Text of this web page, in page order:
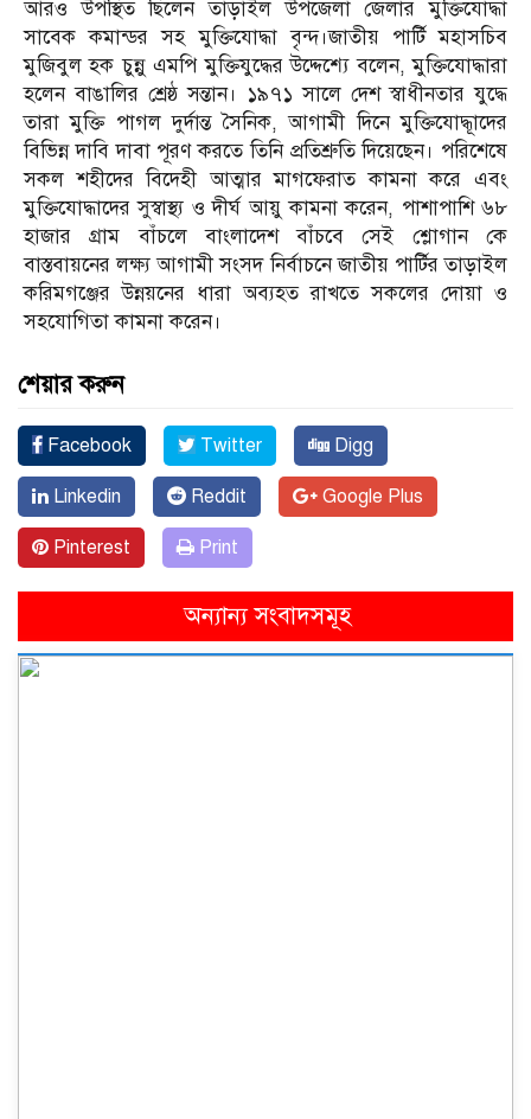
আরও উপস্থিত ছিলেন তাড়াইল উপজেলা জেলার মুক্তিযোদ্ধা
সাবেক কমান্ডর সহ মুক্তিযোদ্ধা বৃন্দ।জাতীয় পার্টি মহাসচিব
মুজিবুল হক চুন্নু এমপি মুক্তিযুদ্ধের উদ্দেশ্যে বলেন, মুক্তিযোদ্ধারা
হলেন বাঙালির শ্রেষ্ঠ সন্তান। ১৯৭১ সালে দেশ স্বাধীনতার যুদ্ধে
তারা মুক্তি পাগল দুর্দান্ত সৈনিক, আগামী দিনে মুক্তিযোদ্ধাূদের
বিভিন্ন দাবি দাবা পূরণ করতে তিনি প্রতিশ্রুতি দিয়েছেন। পরিশেষে
সকল শহীদের বিদেহী আত্মার মাগফেরাত কামনা করে এবং
মুক্তিযোদ্ধাদের সুস্বাস্থ্য ও দীর্ঘ আয়ু কামনা করেন, পাশাপাশি ৬৮
হাজার গ্রাম বাঁচলে বাংলাদেশ বাঁচবে সেই শ্লোগান কে
বাস্তবায়নের লক্ষ্য আগামী সংসদ নির্বাচনে জাতীয় পার্টির তাড়াইল
করিমগঞ্জের উন্নয়নের ধারা অব্যহত রাখতে সকলের দোয়া ও
সহযোগিতা কামনা করেন।
শেয়ার করুন
Facebook Twitter Digg
Linkedin Reddit Google Plus
Pinterest Print
অন্যান্য সংবাদসমূহ